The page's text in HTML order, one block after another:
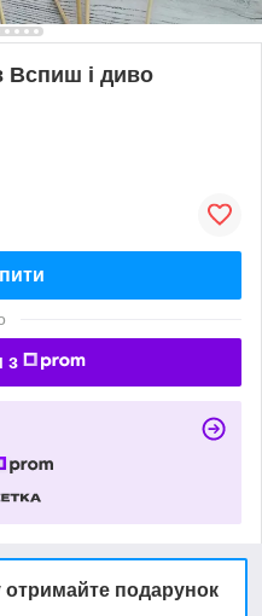
Вспиш і диво
з
отримайте подарунок